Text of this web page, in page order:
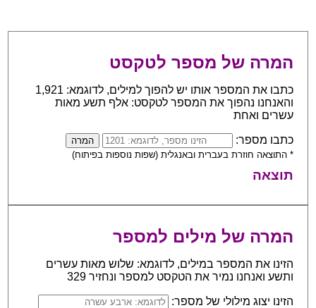
המרה של מספר לטקסט
כתבו את המספר אותו יש להפוך למילים, לדוגמא: 1,921
והאנחנו נהפוך את המספר לטקסט: אלף תשע מאות
עשרים ואחת
כתבו מספר:
* התוצאה חוזרת בעברית ובאנגלית (שפות נוספות בפיתוח)
תוצאה
המרה של מילים למספר
הזינו את המספר במילים, לדוגמא: שלוש מאות עשרים
ותשע ואנחנו נמיר את הטקסט למספר ונחזיר 329
הזינו יצוג מילולי של מספר: